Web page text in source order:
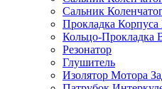
Сальник
Прокладка Корпуса
Кольцо-Прокладка
Резонатор
Глушитель
Изолятор Мотора